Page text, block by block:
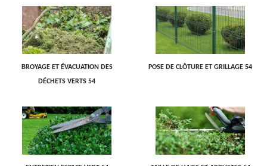
BROYAGE ET ÉVACUATION DES
DÉCHETS VERTS 54
POSE DE CLÔTURE ET GRILLAGE 54